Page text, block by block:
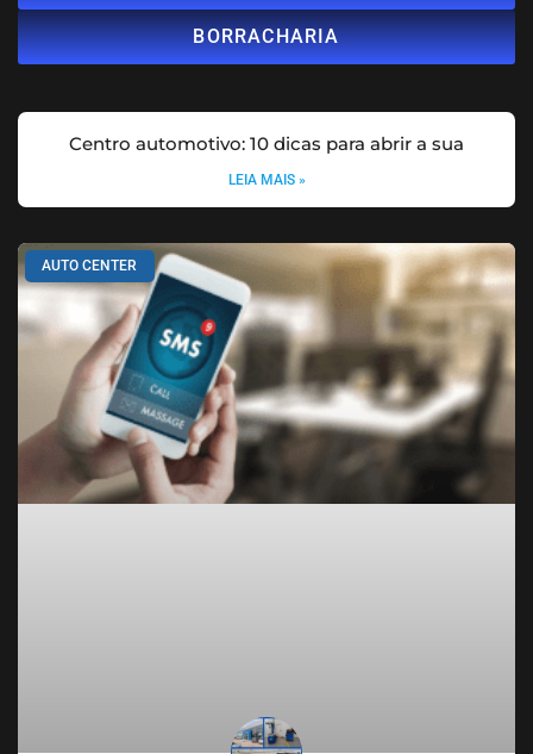
BORRACHARIA
Centro automotivo: 10 dicas para abrir a sua
LEIA MAIS »
AUTO CENTER